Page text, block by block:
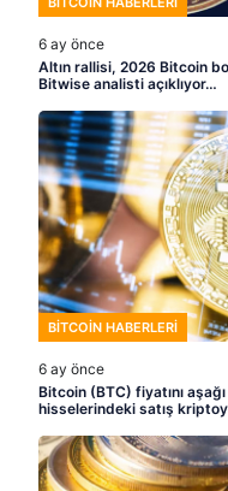
6 ay önce
Altın rallisi, 2026 Bitcoin
Bitwise analisti açıklıyor…
BITCOIN HABERLERI
6 ay önce
Bitcoin (BTC) fiyatını
hisselerindeki satış